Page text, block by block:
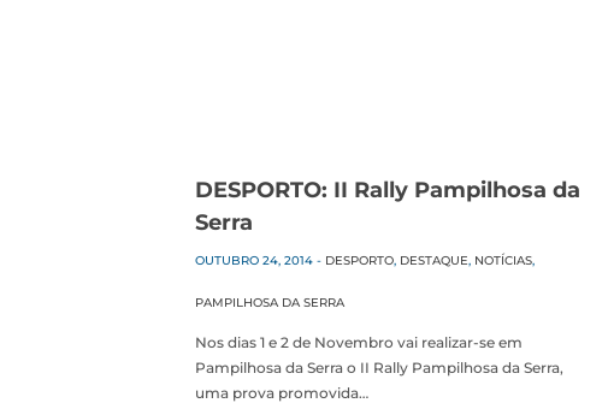
DESPORTO: II Rally Pampilhosa da
Serra
OUTUBRO 24, 2014 - DESPORTO, DESTAQUE, NOTÍCIAS,
PAMPILHOSA DA SERRA
Nos dias 1 e 2 de Novembro vai realizar-se em
Pampilhosa da Serra o II Rally Pampilhosa da Serra,
uma prova promovida…